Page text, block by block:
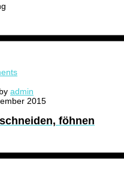
admin
2015
föhnen